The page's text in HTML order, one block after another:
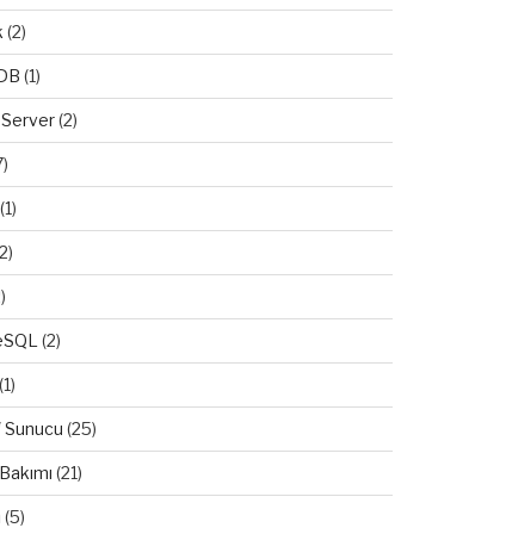
(2)
(1)
(2)
(1)
(2)
(1)
(25)
(21)
(5)